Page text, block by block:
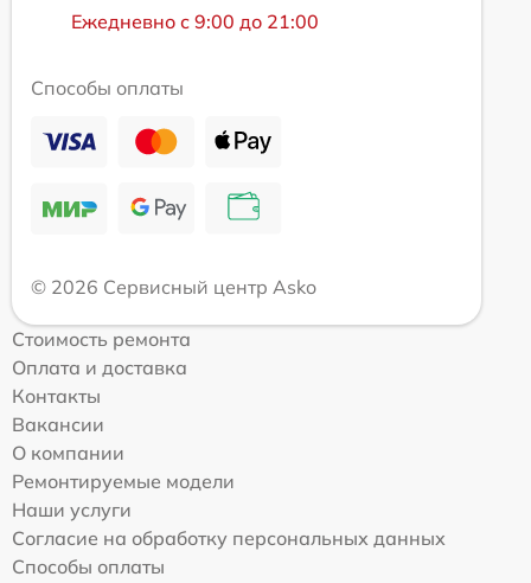
Ежедневно с 9:00 до 21:00
Способы оплаты
© 2026 Сервисный центр Asko
Стоимость ремонта
Оплата и доставка
Контакты
Вакансии
О компании
Ремонтируемые модели
Наши услуги
Согласие на обработку персональных данных
Способы оплаты